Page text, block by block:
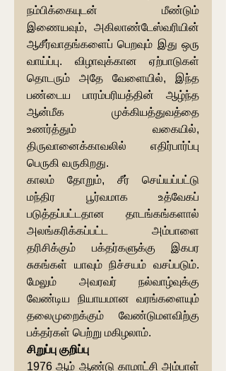
நம்பிக்கையுடன் மீண்டும்
இணையவும், அகிலாண்டேஸ்வரியின்
ஆசீர்வாதங்களைப் பெறவும் இது ஒரு
வாய்ப்பு. விழாவுக்கான ஏற்பாடுகள்
தொடரும் அதே வேளையில், இந்த
பண்டைய பாரம்பரியத்தின் ஆழ்ந்த
ஆன்மீக முக்கியத்துவத்தை
உணர்த்தும் வகையில்,
திருவானைக்காவலில் எதிர்பார்ப்பு
பெருகி வருகிறது.
காலம் தோறும், சீர் செய்யப்பட்டு
மந்திர பூர்வமாக உத்வேகப்
படுத்தப்பட்டதான தாடங்கங்களால்
அலங்கரிக்கப்பட்ட அம்பாளை
தரிசிக்கும் பக்தர்களுக்கு இகபர
சுகங்கள் யாவும் நிச்சயம் வசப்படும்.
மேலும் அவரவர் நல்வாழ்வுக்கு
வேண்டிய நியாயமான வரங்களையும்
தலைமுறைக்கும் வேண்டுமளவிற்கு
பக்தர்கள் பெற்று மகிழலாம்.
சிறுப்பு குறிப்பு
1976 ஆம் ஆண்டு காமாட்சி அம்பாள்